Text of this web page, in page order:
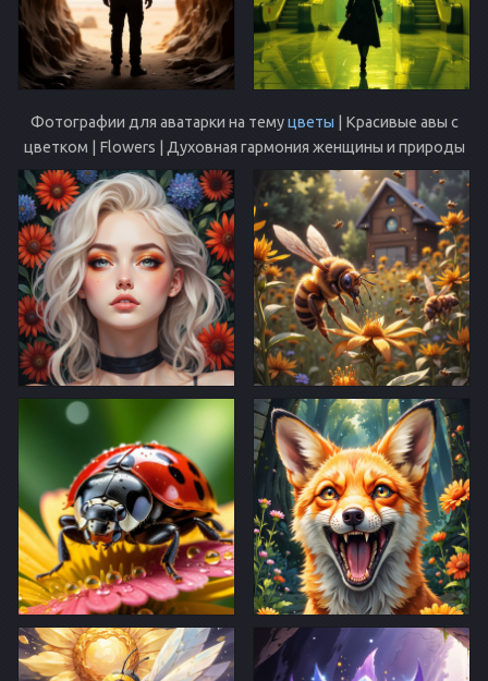
Фотографии для аватарки на темуцветы | Красивые авы с
цветком | Flowers | Духовная гармония женщины и природы